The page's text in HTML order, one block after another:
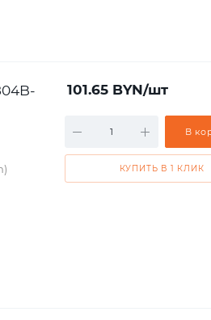
101.65 BYN/шт
В
КУПИТЬ В 1 КЛИК